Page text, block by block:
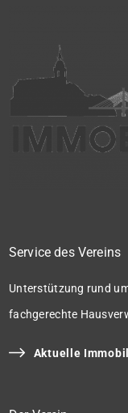
Service des Vereins
Unterstützung rund
fachgerechte
Aktuelle